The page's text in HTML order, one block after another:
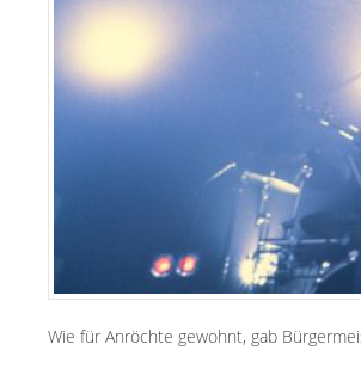
Wie für Anröchte gewohnt, gab